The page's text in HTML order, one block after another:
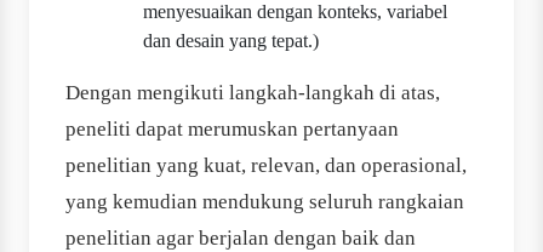
menyesuaikan dengan konteks, variabel
dan desain yang tepat.)
Dengan mengikuti langkah-langkah di atas,
peneliti dapat merumuskan pertanyaan
penelitian yang kuat, relevan, dan operasional,
yang kemudian mendukung seluruh rangkaian
penelitian agar berjalan dengan baik dan